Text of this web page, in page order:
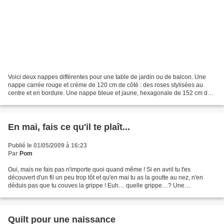
Voici deux nappes différentes pour une table de jardin ou de balcon. Une
nappe carrée rouge et crème de 120 cm de côté : des roses stylisées au
centre et en bordure. Une nappe bleue et jaune, hexagonale de 152 cm de
En mai, fais ce qu'il te plaît...
Publié le 01/05/2009 à 16:23
Par Pom
Oui, mais ne fais pas n'importe quoi quand même ! Si en avril tu t'es
découvert d'un fil un peu trop tôt et qu'en mai tu as la goutte au nez, n'en
déduis pas que tu couves la grippe ! Euh… quelle grippe…? Une
Quilt pour une naissance